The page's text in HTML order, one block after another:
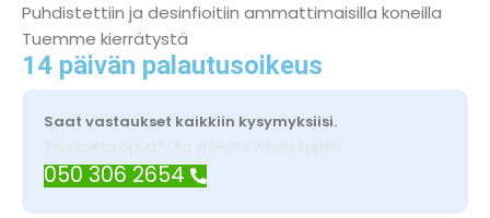
Puhdistettiin ja desinfioitiin ammattimaisilla koneilla
Tuemme kierrätystä
14 päivän palautusoikeus
Saat vastaukset kaikkiin kysymyksiisi.
Tarvitsetko apua? Ota yhteyttä WhatsAppilla
050 306 2654